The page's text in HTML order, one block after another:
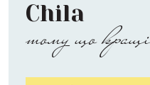
Chila
тому що кращі